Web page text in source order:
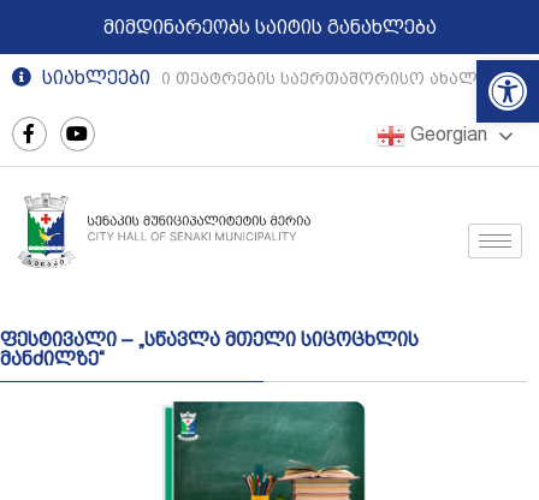
მიმდინარეობს საიტის განახლება
სიახლეები
რეგიონული თეატრების საერთაშორისო
Georgian
ფესტივალი – „სწავლა მთელი სიცოცხლის
მანძილზე“